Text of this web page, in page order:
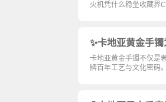
火机凭什么稳坐收藏界
✨卡地亚黄金手
卡地亚黄金手镯不仅是
牌百年工艺与文化密码